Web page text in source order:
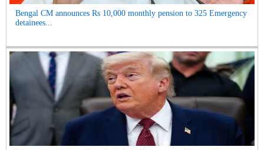
Bengal CM announces Rs 10,000 monthly pension to 325 Emergency
detainees...